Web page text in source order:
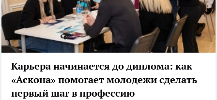
Карьера начинается до диплома: как
«Аскона» помогает молодежи сделать
первый шаг в профессию